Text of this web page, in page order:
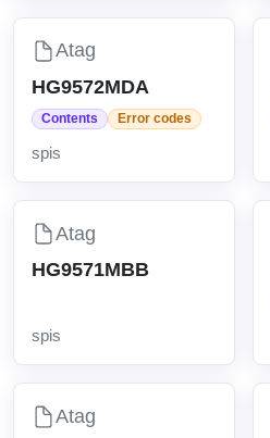
Atag
HG9572MDA
Contents Error codes
spis
Atag
HG9571MBB
spis
Atag